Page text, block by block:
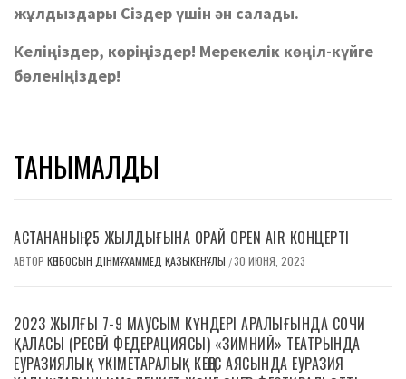
жұлдыздары Сіздер үшін ән салады.
Келіңіздер, көріңіздер! Мерекелік көңіл-күйге
бөленіңіздер!
ТАНЫМАЛДЫ
АСТАНАНЫҢ 25 ЖЫЛДЫҒЫНА ОРАЙ OPEN AIR КОНЦЕРТІ
АВТОР КӨПБОСЫН ДІНМҰХАММЕД ҚАЗЫКЕНҰЛЫ /30 ИЮНЯ, 2023
2023 ЖЫЛҒЫ 7-9 МАУСЫМ КҮНДЕРІ АРАЛЫҒЫНДА СОЧИ
ҚАЛАСЫ (РЕСЕЙ ФЕДЕРАЦИЯСЫ) «ЗИМНИЙ» ТЕАТРЫНДА
ЕУРАЗИЯЛЫҚ ҮКІМЕТАРАЛЫҚ КЕҢЕС АЯСЫНДА ЕУРАЗИЯ